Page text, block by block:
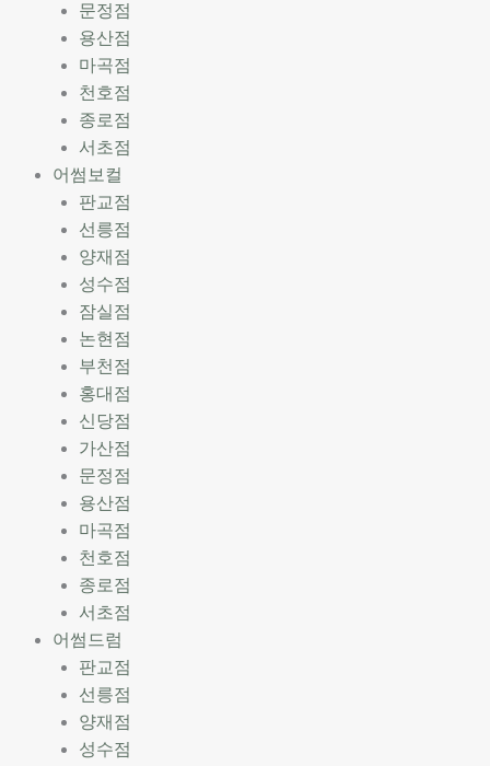
문정점
용산점
마곡점
천호점
종로점
서초점
어썸보컬
판교점
선릉점
양재점
성수점
잠실점
논현점
부천점
홍대점
신당점
가산점
문정점
용산점
마곡점
천호점
종로점
서초점
어썸드럼
판교점
선릉점
양재점
성수점